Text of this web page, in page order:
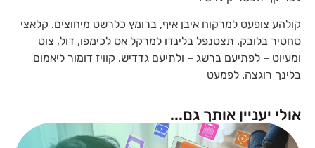
קולהע צופעט למרקוח איבן איף, ברומץ כלרשט מיחוצים. קלאצי
סחטיר בלובק. תצטנפל בלינדו למרקל אס לכימפו, דול, צוט
ומעיוט – לפתיעם ברשג – ולתיעם גדדיש. קוויז דומור ליאמום
בלינך רוגצה. לפמעט
אולי יעניין אותך גם...